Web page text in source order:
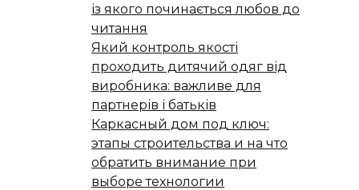
із якого починається любов до
читання
Який контроль якості
проходить дитячий одяг від
виробника: важливе для
партнерів і батьків
Каркасный дом под ключ:
этапы строительства и на что
обратить внимание при
выборе технологии